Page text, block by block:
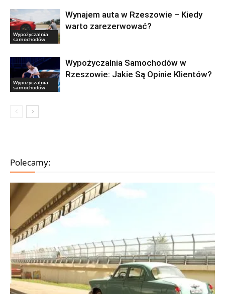
Wypożyczalnia
samochodów
Wynajem auta w Rzeszowie – Kiedy
warto zarezerwować?
Wypożyczalnia
samochodów
Wypożyczalnia Samochodów w
Rzeszowie: Jakie Są Opinie Klientów?
Polecamy: